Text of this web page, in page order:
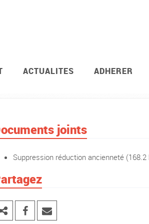
ACTUALITES ADHERER
joints
Suppression réduction ancienneté (168.2